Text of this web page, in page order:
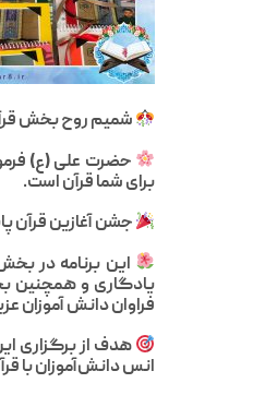
شمیم روح بخش
حضرت علی (ع)
برای شما قرآن است.
جشن آغازین قرآن
این برنامه در
یادگاری و همچنین
فراوان دانش آموزان
هدف از برگزاری
انس دانش‌آموزان با